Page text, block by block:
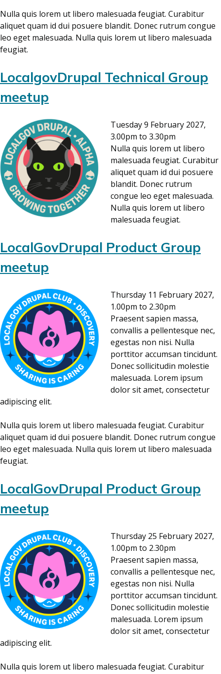
Nulla quis lorem ut libero malesuada feugiat. Curabitur
aliquet quam id dui posuere blandit. Donec rutrum congue
leo eget malesuada. Nulla quis lorem ut libero malesuada
feugiat.
LocalgovDrupal Technical Group
meetup
Tuesday 9 February 2027,
3.00pm to 3.30pm
Nulla quis lorem ut libero
malesuada feugiat. Curabitur
aliquet quam id dui posuere
blandit. Donec rutrum
congue leo eget malesuada.
Nulla quis lorem ut libero
malesuada feugiat.
LocalGovDrupal Product Group
meetup
Thursday 11 February 2027,
1.00pm to 2.30pm
Praesent sapien massa,
convallis a pellentesque nec,
egestas non nisi. Nulla
porttitor accumsan tincidunt.
Donec sollicitudin molestie
malesuada. Lorem ipsum
dolor sit amet, consectetur
adipiscing elit.
Nulla quis lorem ut libero malesuada feugiat. Curabitur
aliquet quam id dui posuere blandit. Donec rutrum congue
leo eget malesuada. Nulla quis lorem ut libero malesuada
feugiat.
LocalGovDrupal Product Group
meetup
Thursday 25 February 2027,
1.00pm to 2.30pm
Praesent sapien massa,
convallis a pellentesque nec,
egestas non nisi. Nulla
porttitor accumsan tincidunt.
Donec sollicitudin molestie
malesuada. Lorem ipsum
dolor sit amet, consectetur
adipiscing elit.
Nulla quis lorem ut libero malesuada feugiat. Curabitur